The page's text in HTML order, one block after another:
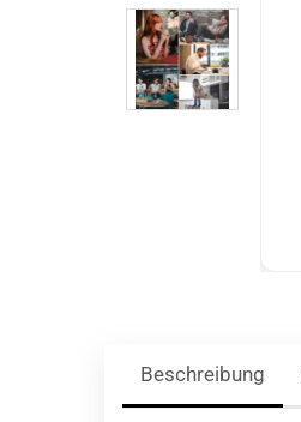
Beschreibung